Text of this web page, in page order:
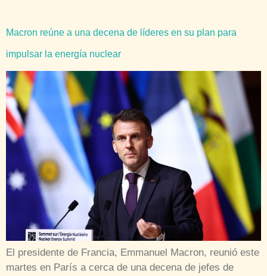
Macron reúne a una decena de líderes en su plan para
impulsar la energía nuclear
El presidente de Francia, Emmanuel Macron, reunió este
martes en París a cerca de una decena de jefes de